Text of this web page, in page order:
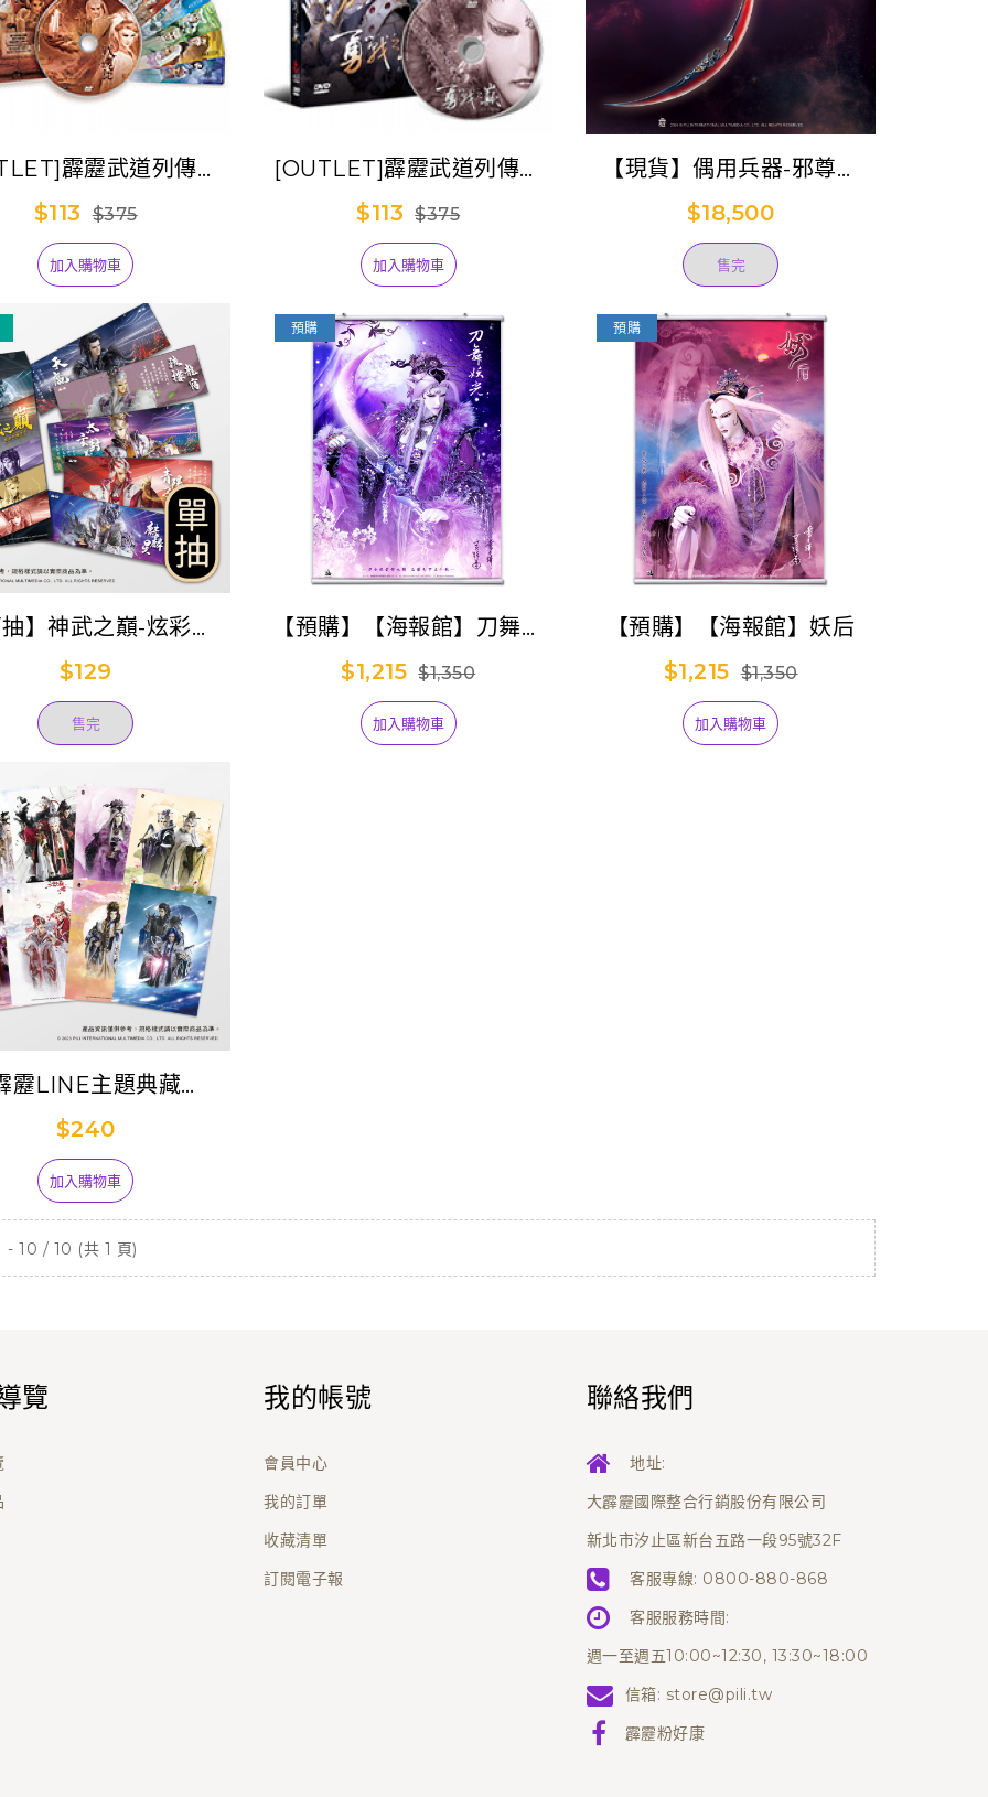
霹靂武道列傳九
【戰魂記】
$113 $375
加入購物車
[OUTLET]霹靂武道列傳八
【勇戰之巔】
$113 $375
加入購物車
【現貨】偶用兵器-邪尊刀
(妖后)
$18,500
售完
】神武之巔-炫彩收
藏票卡 (已完售)
$129
售完
預購
【預購】【海報館】刀舞妖
光(妖后)
$1,215 $1,350
加入購物車
預購
【預購】【海報館】妖后
$1,215 $1,350
加入購物車
靂LINE主題典藏
套組-第7彈
$240
加入購物車
- 10 / 10 (共 1 頁)
覽 我的帳號
會員中心
我的訂單
收藏清單
訂閱電子報
聯絡我們
地址:
大霹靂國際整合行銷股份有限公司
新北市汐止區新台五路一段95號32F
客服專線: 0800-880-868
客服服務時間:
週一至週五10:00~12:30, 13:30~18:00
信箱: store@pili.tw
霹靂粉好康